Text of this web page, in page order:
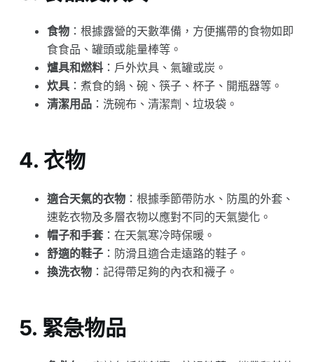
食物：根據露營的天數準備，方便攜帶的食物如即
食食品、罐頭或能量棒等。
爐具和燃料：戶外炊具、氣罐或炭。
炊具：煮食的鍋、碗、筷子、杯子、開瓶器等。
清潔用品：洗碗布、清潔劑、垃圾袋。
4. 衣物
適合天氣的衣物：根據季節帶防水、防風的外套、
速乾衣物及多層衣物以應對不同的天氣變化。
帽子和手套：在天氣寒冷時保暖。
舒適的鞋子：防滑且適合走遠路的鞋子。
換洗衣物：記得帶足夠的內衣和襪子。
5. 緊急物品